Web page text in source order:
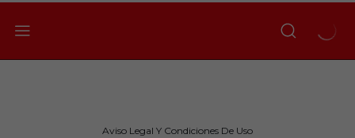
Aviso Legal Y Condiciones De Uso